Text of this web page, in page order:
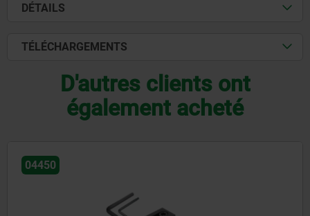
DÉTAILS
TÉLÉCHARGEMENTS
D'autres clients ont
également acheté
04450